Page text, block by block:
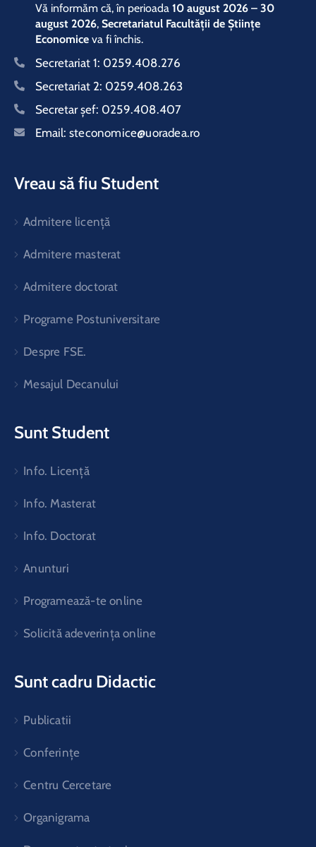
Vă informăm că, în perioada 10 august 2026 – 30
august 2026, Secretariatul Facultății de Științe
Economice va fi închis.
Secretariat 1: 0259.408.276
Secretariat 2: 0259.408.263
Secretar şef: 0259.408.407
Email: steconomice@uoradea.ro
Vreau să fiu Student
Admitere licență
Admitere masterat
Admitere doctorat
Programe Postuniversitare
Despre FSE.
Mesajul Decanului
Sunt Student
Info. Licență
Info. Masterat
Info. Doctorat
Anunturi
Programează-te online
Solicită adeverința online
Sunt cadru Didactic
Publicatii
Conferințe
Centru Cercetare
Organigrama